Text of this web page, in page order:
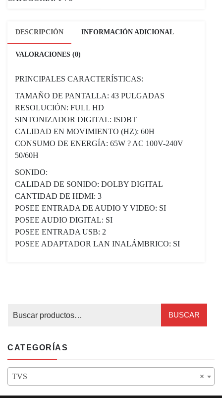
DESCRIPCIÓN INFORMACIÓN ADICIONAL
VALORACIONES (0)
PRINCIPALES CARACTERÍSTICAS:
TAMAÑO DE PANTALLA: 43 PULGADAS
RESOLUCIÓN: FULL HD
SINTONIZADOR DIGITAL: ISDBT
CALIDAD EN MOVIMIENTO (HZ): 60H
CONSUMO DE ENERGÍA: 65W ? AC 100V-240V
50/60H
SONIDO:
CALIDAD DE SONIDO: DOLBY DIGITAL
CANTIDAD DE HDMI: 3
POSEE ENTRADA DE AUDIO Y VIDEO: SI
POSEE AUDIO DIGITAL: SI
POSEE ENTRADA USB: 2
POSEE ADAPTADOR LAN INALÁMBRICO: SI
BUSCAR
CATEGORÍAS
×
TVS